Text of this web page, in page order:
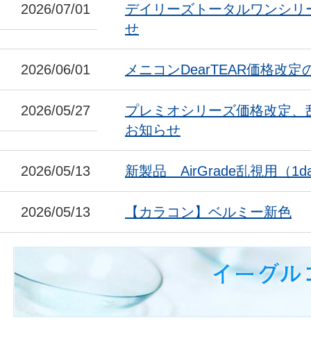
2026/07/01
デイリーズトータルワンシ
せ
2026/06/01 メニコンDearTEAR価格改定
2026/05/27
プレミオシリーズ価格改定
お知らせ
2026/05/13 新製品 AirGrade乱視用（
2026/05/13 【カラコン】ベルミー新色